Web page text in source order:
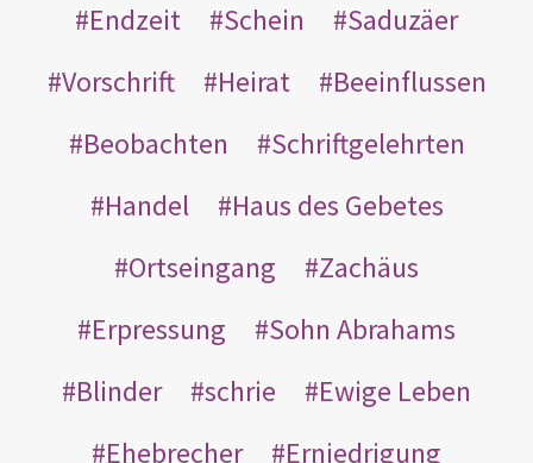
Endzeit
Schein
Saduzäer
Vorschrift
Heirat
Beeinflussen
Beobachten
Schriftgelehrten
Handel
Haus des Gebetes
Ortseingang
Zachäus
Erpressung
Sohn Abrahams
Blinder
schrie
Ewige Leben
Ehebrecher
Erniedrigung